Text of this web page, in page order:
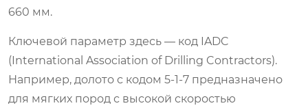
660 мм.
Ключевой параметр здесь — код IADC
(International Association of Drilling Contractors).
Например, долото с кодом 5-1-7 предназначено
для мягких пород с высокой скоростью